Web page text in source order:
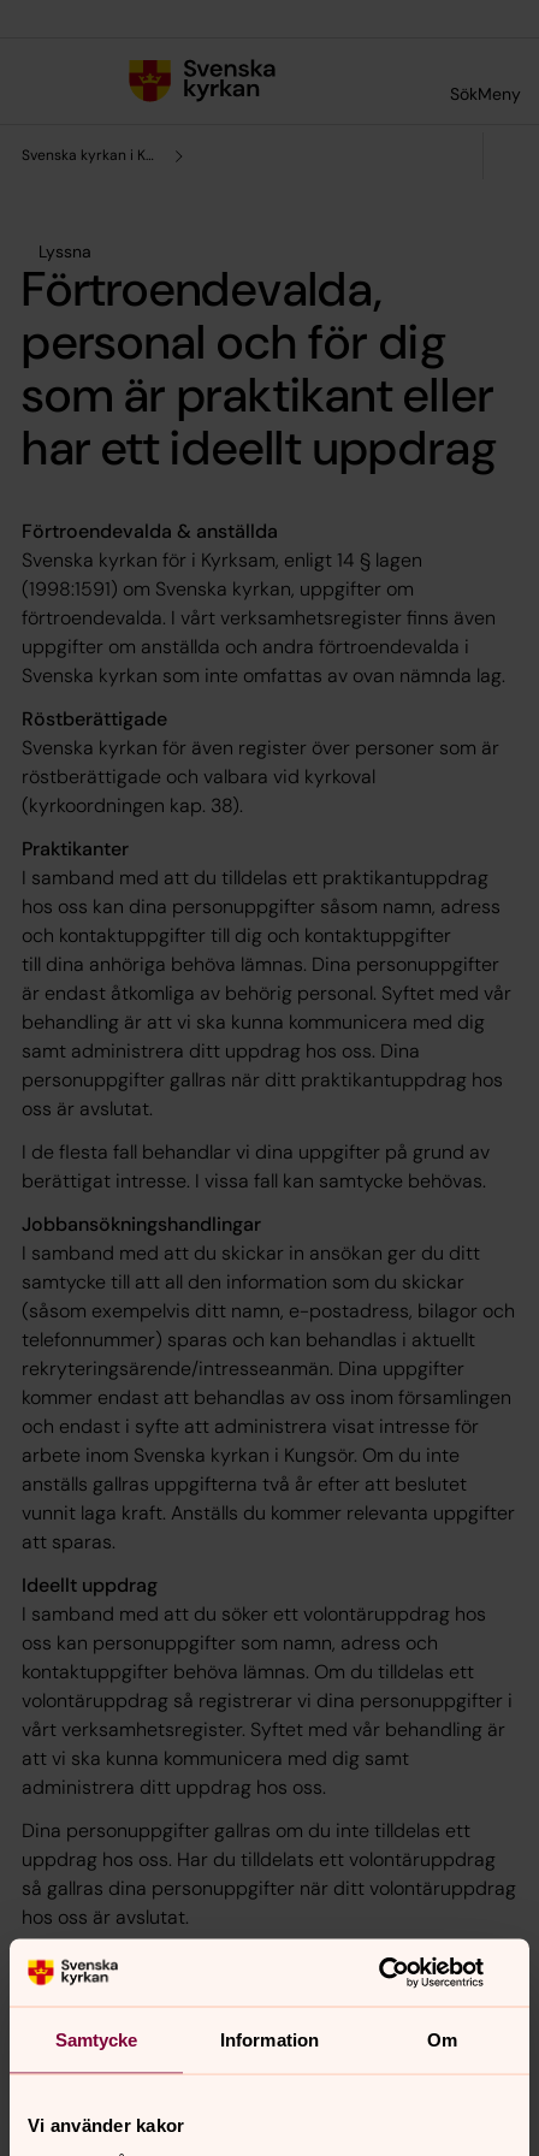
Samtycke Information Om
Vi använder kakor
SökMeny
Svenska kyrkan i Kungsör
Lyssna
Förtroendevalda,
personal och för dig
som är praktikant eller
har ett ideellt uppdrag
Förtroendevalda & anställda
Svenska kyrkan för i Kyrksam, enligt 14 § lagen
(1998:1591) om Svenska kyrkan, uppgifter om
förtroendevalda. I vårt verksamhetsregister finns även
uppgifter om anställda och andra förtroendevalda i
Svenska kyrkan som inte omfattas av ovan nämnda lag.
Röstberättigade
Svenska kyrkan för även register över personer som är
röstberättigade och valbara vid kyrkoval
(kyrkoordningen kap. 38).
Praktikanter
I samband med att du tilldelas ett praktikantuppdrag
hos oss kan dina personuppgifter såsom namn, adress
och kontaktuppgifter till dig och kontaktuppgifter
till dina anhöriga behöva lämnas. Dina personuppgifter
är endast åtkomliga av behörig personal. Syftet med vår
behandling är att vi ska kunna kommunicera med dig
samt administrera ditt uppdrag hos oss. Dina
personuppgifter gallras när ditt praktikantuppdrag hos
oss är avslutat.
I de flesta fall behandlar vi dina uppgifter på grund av
berättigat intresse. I vissa fall kan samtycke behövas.
Jobbansökningshandlingar
I samband med att du skickar in ansökan ger du ditt
samtycke till att all den information som du skickar
(såsom exempelvis ditt namn, e-postadress, bilagor och
telefonnummer) sparas och kan behandlas i aktuellt
rekryteringsärende/intresseanmän. Dina uppgifter
kommer endast att behandlas av oss inom församlingen
och endast i syfte att administrera visat intresse för
arbete inom Svenska kyrkan i Kungsör. Om du inte
anställs gallras uppgifterna två år efter att beslutet
vunnit laga kraft. Anställs du kommer relevanta uppgifter
att sparas.
Ideellt uppdrag
I samband med att du söker ett volontäruppdrag hos
oss kan personuppgifter som namn, adress och
kontaktuppgifter behöva lämnas. Om du tilldelas ett
volontäruppdrag så registrerar vi dina personuppgifter i
vårt verksamhetsregister. Syftet med vår behandling är
att vi ska kunna kommunicera med dig samt
administrera ditt uppdrag hos oss.
Dina personuppgifter gallras om du inte tilldelas ett
uppdrag hos oss. Har du tilldelats ett volontäruppdrag
så gallras dina personuppgifter när ditt volontäruppdrag
hos oss är avslutat.
I de flesta fall behandlar vi dina uppgifter på grund av
berättigat intresse. I vissa kan samtycke behövas.
GDPR-ansvarig